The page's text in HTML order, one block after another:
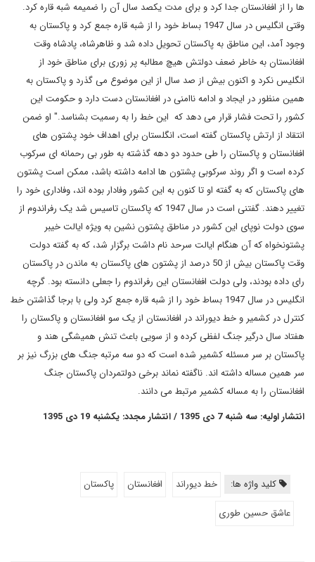
ها را از افغانستان جدا کرد و برای مدت یکصد سال آن را ضمیمه شبه قاره کرد.
وقتی انگلیس در سال 1947 بساط خود را از شبه قاره جمع کرد و پاکستان به
وجود آمد، این مناطق به پاکستان تحویل داده شد و ظاهرشاه، پادشاه وقت
افغانستان به خاطر ضعف دولتش هیچ مطالبه پر زوری برای مناطق خود از
انگلیس نکرد و اکنون بیش از صد سال از این موضوع می گذرد و پاکستان به
همین منظور در ایجاد و ادامه ناامنی در افغانستان دست دارد و حکومت این
کشور را تحت فشار قرار می دهد که این خط را به رسمیت بشناسد." او ضمن
انتقاد از ارتش پاکستان گفته است، انگلستان برای اهداف خود پشتون های
افغانستان و پاکستان را طی حدود دو دهه گذشته به طور بی رحمانه ای سرکوب
کرده است و اگر روند سرکوبی پشتون ها ادامه داشته باشد، ممکن است پشتون
های پاکستان که به گفته او تا کنون به این کشور وفادار بوده اند، وفاداری خود را
تغییر دهند. گفتنی است در سال 1947 که پاکستان تاسیس شد یک رفراندوم از
سوی دولت نوپای این کشور در مناطق پشتون نشین به ویژه ایالت خیبر
پشتونخواه که آن هنگام ایالت سرحد نام داشت برگزار شد، که به گفته دولت
وقت پاکستان بیش از 50 درصد از پشتون های پاکستان به ماندن در پاکستان
رای داده بودند، ولی دولت افغانستان این رفراندوم را جعلی دانسته بود. گرچه
انگلیس در سال 1947 بساط خود را از شبه قاره جمع کرد ولی با برجا گذاشتن خط
کنترل در کشمیر و خط دیوراند در افغانستان از یک سو افغانستان و پاکستان را
هفتاد سال درگیر جنگ لفظی کرده و از سویی باعث تنش همیشگی هند و
پاکستان بر سر مسئله کشمیر شده است که دو سه مرتبه جنگ های بزرگ نیز بر
سر همین مساله داشته اند. ناگفته نماند برخی دولتمردان پاکستان جنگ
افغانستان را به مساله کشمیر مرتبط می دانند.
انتشار اولیه: سه شنبه 7 دی 1395 / انتشار مجدد: یکشنبه 19 دی 1395
کلید واژه ها: خط دیوراند افغانستان
پاکستان
عاشق حسین طوری